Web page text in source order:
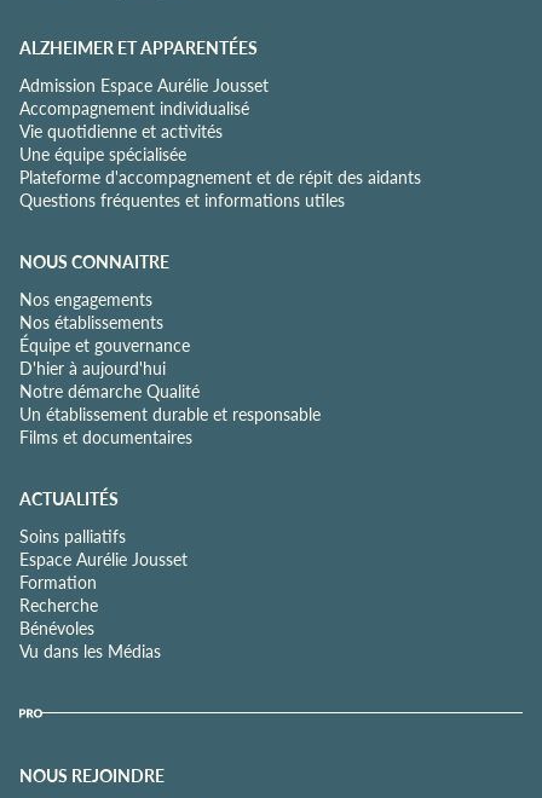
ALZHEIMER ET APPARENTÉES
Admission Espace Aurélie Jousset
Accompagnement individualisé
Vie quotidienne et activités
Une équipe spécialisée
Plateforme d'accompagnement et de répit des aidants
Questions fréquentes et informations utiles
NOUS CONNAITRE
Nos engagements
Nos établissements
Équipe et gouvernance
D'hier à aujourd'hui
Notre démarche Qualité
Un établissement durable et responsable
Films et documentaires
ACTUALITÉS
Soins palliatifs
Espace Aurélie Jousset
Formation
Recherche
Bénévoles
Vu dans les Médias
NOUS REJOINDRE